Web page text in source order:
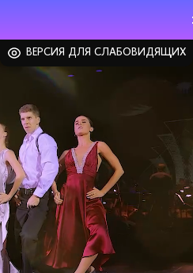
ВЕРСИЯ ДЛЯ СЛАБОВИДЯЩИХ